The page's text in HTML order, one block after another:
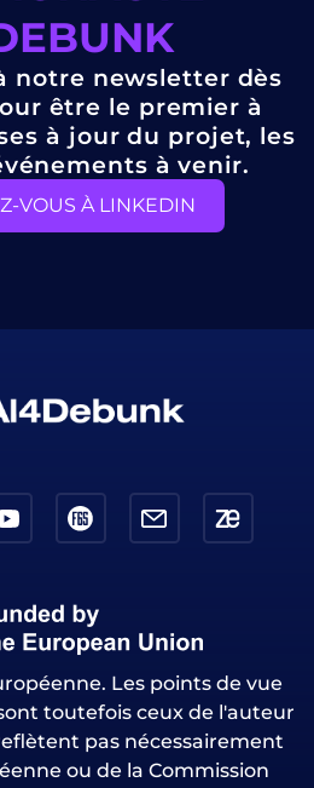
notre newsletter dès
être le premier à
à jour du projet, les
à venir.
VOUS À LINKEDIN
Les points de vue
toutefois ceux de l'auteur
pas nécessairement
ou de la Commission